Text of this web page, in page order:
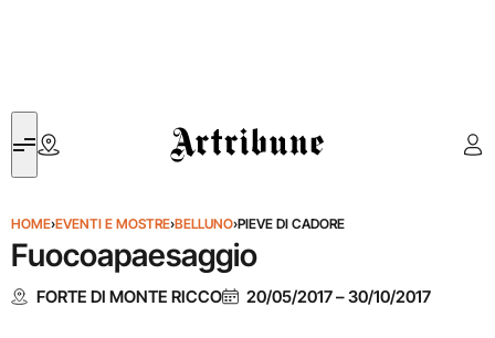
Artribune
HOME›EVENTI E MOSTRE›BELLUNO›PIEVE DI CADORE
Fuocoapaesaggio
FORTE DI MONTE RICCO 20/05/2017–30/10/2017